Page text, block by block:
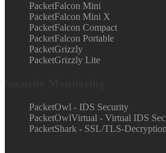
PacketFalcon Mini
PacketFalcon Mini X
PacketFalcon Compact
PacketFalcon Portable
PacketGrizzly
PacketGrizzly Lite
PacketOwl - IDS Security
PacketOwlVirtual - Virtual IDS
PacketShark - SSL/TLS-Decryption